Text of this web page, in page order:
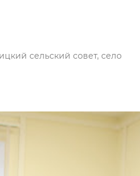
сельский совет, село